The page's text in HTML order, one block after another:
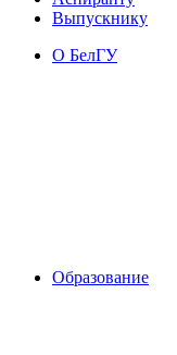
Выпускнику
О БелГУ
Образование